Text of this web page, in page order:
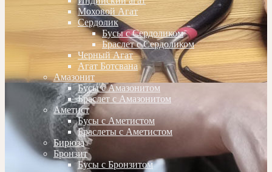
Моховой Агат
Сердолик
Бусы с Сердоликом
Браслет с Сердоликом
Черный Агат
Агат Ботсвана
Амазонит
Бусы с Амазонитом
Браслет с Амазонитом
Аметист
Бусы с Аметистом
Браслеты с Аметистом
Бирюза
Бронзит
Бусы с Бронзитом